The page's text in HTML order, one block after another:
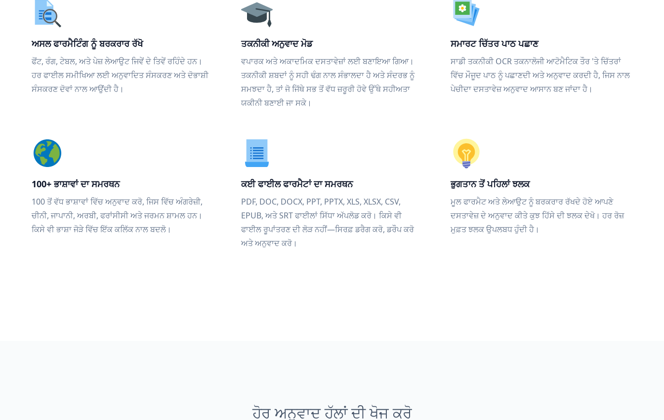
ਅਸਲ ਫਾਰਮੈਟਿੰਗ ਨੂੰ ਬਰਕਰਾਰ ਰੱਖੋ
ਫੋਂਟ, ਰੰਗ, ਟੇਬਲ, ਅਤੇ ਪੇਜ਼ ਲੇਆਉਟ ਜਿਵੇਂ ਦੇ ਤਿਵੇਂ ਰਹਿੰਦੇ ਹਨ।
ਹਰ ਫਾਈਲ ਸਮੀਖਿਆ ਲਈ ਅਨੁਵਾਦਿਤ ਸੰਸਕਰਣ ਅਤੇ ਦੋਭਾਸ਼ੀ
ਸੰਸਕਰਣ ਦੋਵਾਂ ਨਾਲ ਆਉਂਦੀ ਹੈ।
ਤਕਨੀਕੀ ਅਨੁਵਾਦ ਮੋਡ
ਵਪਾਰਕ ਅਤੇ ਅਕਾਦਮਿਕ ਦਸਤਾਵੇਜ਼ਾਂ ਲਈ ਬਣਾਇਆ ਗਿਆ।
ਤਕਨੀਕੀ ਸ਼ਬਦਾਂ ਨੂੰ ਸਹੀ ਢੰਗ ਨਾਲ ਸੰਭਾਲਦਾ ਹੈ ਅਤੇ ਸੰਦਰਭ ਨੂੰ
ਸਮਝਦਾ ਹੈ, ਤਾਂ ਜੋ ਜਿੱਥੇ ਸਭ ਤੋਂ ਵੱਧ ਜ਼ਰੂਰੀ ਹੋਵੇ ਉੱਥੇ ਸਹੀਅਤਾ
ਯਕੀਨੀ ਬਣਾਈ ਜਾ ਸਕੇ।
ਸਮਾਰਟ ਚਿੱਤਰ ਪਾਠ ਪਛਾਣ
ਸਾਡੀ ਤਕਨੀਕੀ OCR ਤਕਨਾਲੋਜੀ ਆਟੋਮੈਟਿਕ ਤੌਰ 'ਤੇ ਚਿੱਤਰਾਂ
ਵਿੱਚ ਮੌਜੂਦ ਪਾਠ ਨੂੰ ਪਛਾਣਦੀ ਅਤੇ ਅਨੁਵਾਦ ਕਰਦੀ ਹੈ, ਜਿਸ ਨਾਲ
ਪੇਚੀਦਾ ਦਸਤਾਵੇਜ਼ ਅਨੁਵਾਦ ਆਸਾਨ ਬਣ ਜਾਂਦਾ ਹੈ।
100+ ਭਾਸ਼ਾਵਾਂ ਦਾ ਸਮਰਥਨ
100 ਤੋਂ ਵੱਧ ਭਾਸ਼ਾਵਾਂ ਵਿੱਚ ਅਨੁਵਾਦ ਕਰੋ, ਜਿਸ ਵਿੱਚ ਅੰਗਰੇਜ਼ੀ,
ਚੀਨੀ, ਜਾਪਾਨੀ, ਅਰਬੀ, ਫਰਾਂਸੀਸੀ ਅਤੇ ਜਰਮਨ ਸ਼ਾਮਲ ਹਨ।
ਕਿਸੇ ਵੀ ਭਾਸ਼ਾ ਜੋੜੇ ਵਿੱਚ ਇੱਕ ਕਲਿੱਕ ਨਾਲ ਬਦਲੋ।
ਕਈ ਫਾਈਲ ਫਾਰਮੈਟਾਂ ਦਾ ਸਮਰਥਨ
PDF, DOC, DOCX, PPT, PPTX, XLS, XLSX, CSV,
EPUB, ਅਤੇ SRT ਫਾਈਲਾਂ ਸਿੱਧਾ ਅੱਪਲੋਡ ਕਰੋ। ਕਿਸੇ ਵੀ
ਫਾਈਲ ਰੂਪਾਂਤਰਣ ਦੀ ਲੋੜ ਨਹੀਂ—ਸਿਰਫ਼ ਡਰੈਗ ਕਰੋ, ਡਰੌਪ ਕਰੋ
ਅਤੇ ਅਨੁਵਾਦ ਕਰੋ।
ਭੁਗਤਾਨ ਤੋਂ ਪਹਿਲਾਂ ਝਲਕ
ਮੂਲ ਫਾਰਮੈਟ ਅਤੇ ਲੇਆਉਟ ਨੂੰ ਬਰਕਰਾਰ ਰੱਖਦੇ ਹੋਏ ਆਪਣੇ
ਦਸਤਾਵੇਜ਼ ਦੇ ਅਨੁਵਾਦ ਕੀਤੇ ਕੁਝ ਹਿੱਸੇ ਦੀ ਝਲਕ ਦੇਖੋ। ਹਰ ਰੋਜ਼
ਮੁਫ਼ਤ ਝਲਕ ਉਪਲਬਧ ਹੁੰਦੀ ਹੈ।
ਹੋਰ ਅਨੁਵਾਦ ਹੱਲਾਂ ਦੀ ਖੋਜ ਕਰੋ